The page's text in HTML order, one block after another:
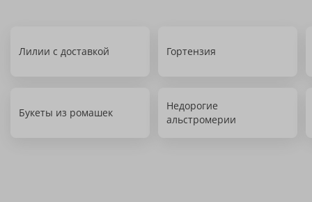
Лилии с доставкой Гортензия
Букеты из ромашек
Недорогие
альстромерии